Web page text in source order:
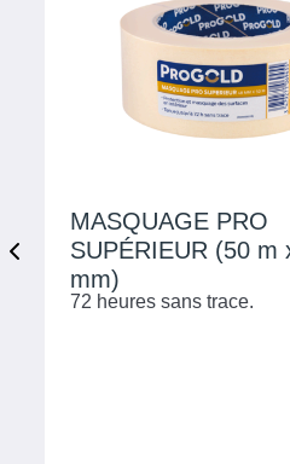
MASQUAGE PRO
SUPÉRIEUR (50 m
mm)
72 heures sans trace.